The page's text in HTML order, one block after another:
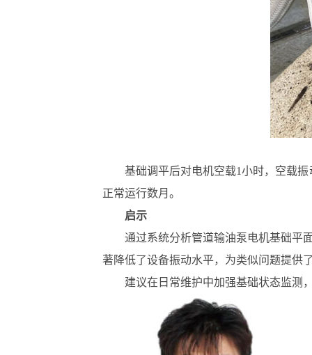
基础调平后对电机空载1小时，空载
正常运行数月。
启示
通过系统分析管道输油泵电机基础平
著降低了设备振动水平，为类似问题提供
建议在日常维护中加强基础状态监测